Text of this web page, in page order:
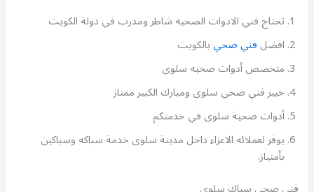
تحتاج فني الادوات الصحيه شاطر ومدرب في دولة الكويت
افضلفني صحيبالكويت
متخصص أدوات صحيه سلوى
خبير فني صحي سلوى ومبارك الكبير ممتاز
أدوات صحية سلوى في خدمتكم
يوفر لعملائه الاعزاء داخل مدينة سلوى خدمة سباكه وسباكين
بأمتياز.